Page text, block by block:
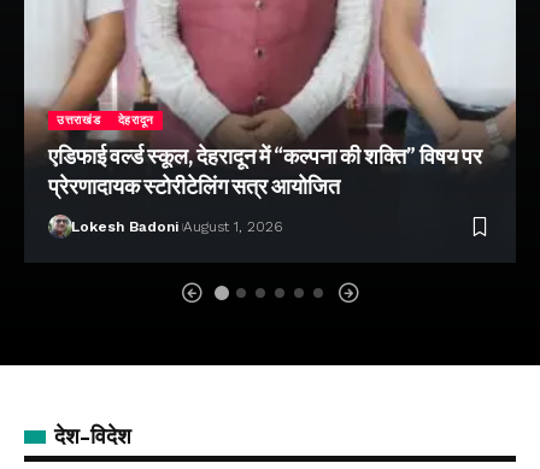
उत्तराखंड देहरादून
एडिफाई वर्ल्ड स्कूल, देहरादून में “कल्पना की शक्ति” विषय पर
प्रेरणादायक स्टोरीटेलिंग सत्र आयोजित
Lokesh Badoni August 1, 2026
देश-विदेश